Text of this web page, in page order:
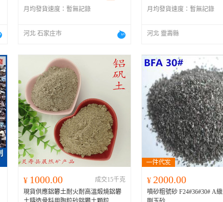
月均發貨速度： 暫無記錄
河北 石家庄市
月均發貨速度： 暫無記錄
河北 靈壽縣
¥ 1000.00
成交15千克
現貨供應鋁礬土耐火耐高溫煅燒鋁礬
¥ 2000.00
噴砂粗號砂 F24#36#30# A